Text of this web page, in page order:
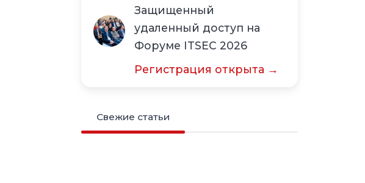
Защищенный
удаленный доступ на
Форуме ITSEC 2026
Регистрация открыта →
Свежие статьи